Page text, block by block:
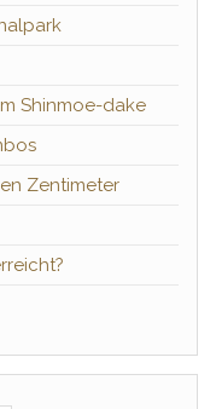
Shinmoe-dake
Zentimeter